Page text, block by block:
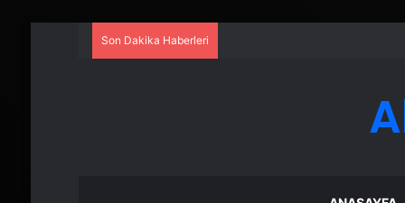
Son Dakika Haberleri